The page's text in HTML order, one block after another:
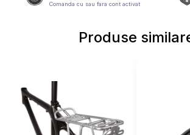
Comanda cu sau fara cont activat
Produse